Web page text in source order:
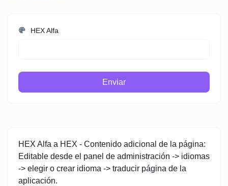
HEX Alfa
Enviar
HEX Alfa a HEX - Contenido adicional de la página:
Editable desde el panel de administración -> idiomas
-> elegir o crear idioma -> traducir página de la
aplicación.